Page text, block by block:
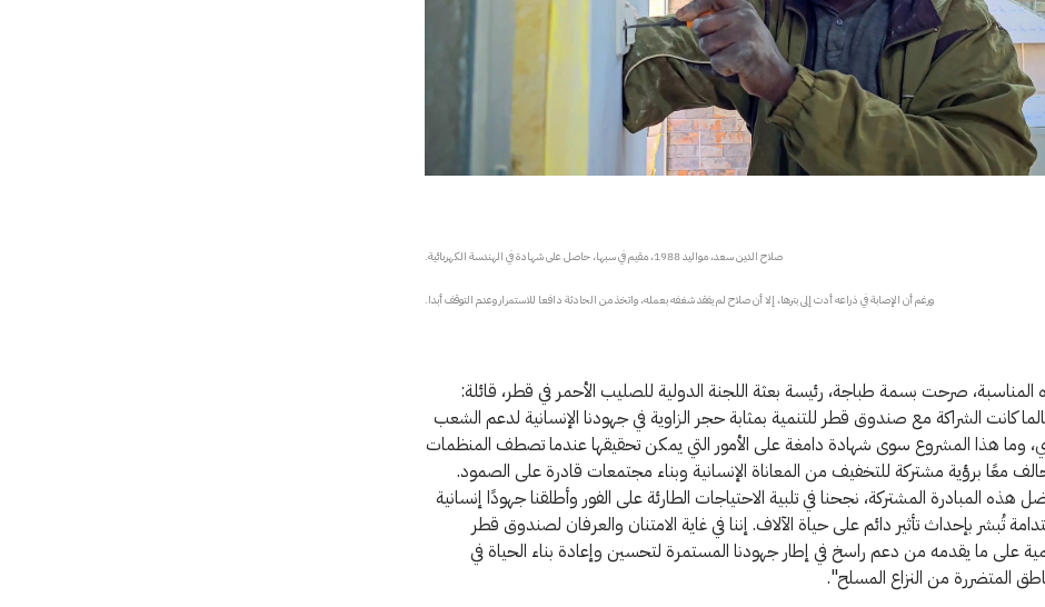
صلاح الدين سعد، مواليد 1988، مقيم في سبها، حاصل على شهادة في الهندسة الكهربائية.
ورغم أن الإصابة في ذراعه أدت إلى بترها، إلا أن صلاح لم يفقد شغفه بعمله، واتخذ من الحادثة دافعا للاستمرار وعدم التوقف أبدا.
المناسبة، صرحت بسمة طباجة، رئيسة بعثة اللجنة الدولية للصليب الأحمر في قطر، قائلة:
كانت الشراكة مع صندوق قطر للتنمية بمثابة حجر الزاوية في جهودنا الإنسانية لدعم الشعب
وما هذا المشروع سوى شهادة دامغة على الأمور التي يمكن تحقيقها عندما تصطف المنظمات
معًا برؤية مشتركة للتخفيف من المعاناة الإنسانية وبناء مجتمعات قادرة على الصمود.
هذه المبادرة المشتركة، نجحنا في تلبية الاحتياجات الطارئة على الفور وأطلقنا جهودًا إنسانية
تُبشر بإحداث تأثير دائم على حياة الآلاف. إننا في غاية الامتنان والعرفان لصندوق قطر
على ما يقدمه من دعم راسخ في إطار جهودنا المستمرة لتحسين وإعادة بناء الحياة في
المتضررة من النزاع المسلح".